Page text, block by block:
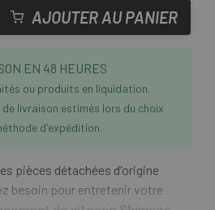
AJOUTER AU PANIER
EN 48 HEURES
ou produits en liquidation.
livraison estimés lors du choix
d'expédition.
pièces détachées d'origine
besoin pour entretenir votre